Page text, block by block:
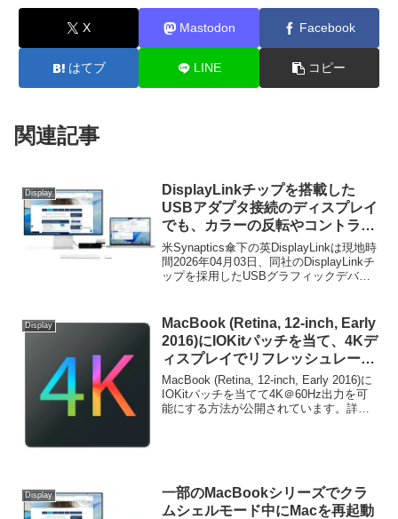
X Mastodon Facebook
はてブ LINE コピー
関連記事
Display
DisplayLinkチップを搭載した
USBアダプタ接続のディスプレイ
でも、カラーの反転やコントラス
トを上げるなどmacOSのアクセ
シビリティ機能が利用可能になっ
た「DisplayLink Manager
米Synaptics傘下の英DisplayLinkは現地時
間2026年04月03日、同社のDisplayLinkチ
ップを採用したUSBグラフィックデバイ
Manager for Mac v16.0.0」をリリースし
たと発表しています。
Display
MacBook (Retina, 12-inch, Early
2016)にIOKitパッチを当て、4Kデ
ィスプレイでリフレッシュレート
60Hzを可能にする方法が公開。
MacBook (Retina, 12-inch, Early 2016)に
IOKitパッチを当てて4K＠60Hz出力を可
能にする方法が公開されています。詳細
Display
一部のMacBookシリーズでクラ
ムシェルモード中にMacを再起動